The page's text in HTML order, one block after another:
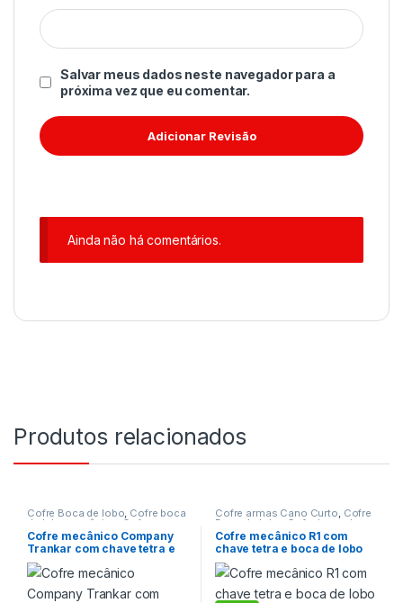
Salvar meus dados neste navegador para a
próxima vez que eu comentar.
Ainda não há comentários.
Produtos relacionados
Cofre Boca de lobo, Cofre boca
de lobo mecânico Cofre com
Boca de lobo,Cofre de embutir
Cofre de embutir mecânico,
Cofre Mecânico,Cofre para
Postos de gasolina
postos de gasolina mecânico
Cofre mecânico Company
Trankar com chave tetra e
boca de lobo tipo garganta
Cofre armas Cano Curto, Cofre
Boca de lobo Cofre boca de
lobo mecânico,Cofre com
Boca de lobo,Cofre de Fixar
Cofre Mecânico,Cofre para
Armas
Cofre para Veículos,Cofres
Cofre mecânico R1 com
chave tetra e boca de lobo
tipo rasgo